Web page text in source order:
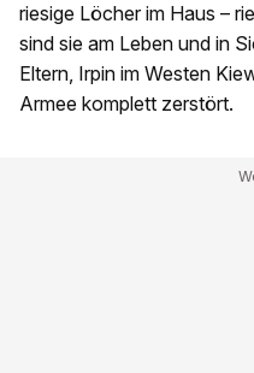
riesige Löcher im Haus –
sind sie am Leben und in
Eltern, Irpin im Westen
Armee komplett zerstört.